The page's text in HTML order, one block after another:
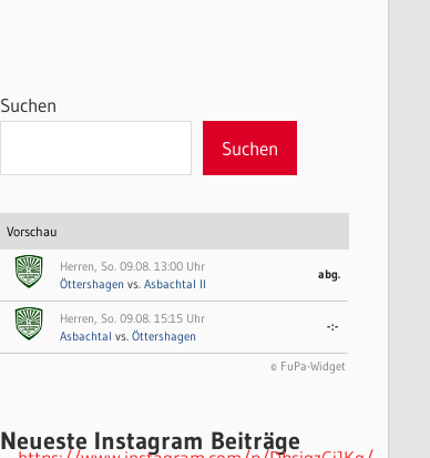
Suchen
Suchen
Vorschau
Herren, So. 09.08. 13:00 Uhr
Öttershagen vs. Asbachtal II
abg.
Herren, So. 09.08. 15:15 Uhr
Asbachtal vs. Öttershagen
-:-
© FuPa-Widget
Neueste Instagram Beiträge